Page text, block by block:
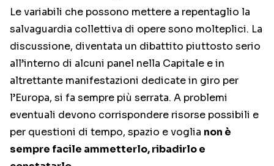
Le variabili che possono mettere a repentaglio la
salvaguardia collettiva di opere sono molteplici. La
discussione, diventata un dibattito piuttosto serio
all’interno di alcuni panel nella Capitale e in
altrettante manifestazioni dedicate in giro per
l’Europa, si fa sempre più serrata. A problemi
eventuali devono corrispondere risorse possibili e
per questioni di tempo, spazio e voglia non è
sempre facile ammetterlo, ribadirlo e